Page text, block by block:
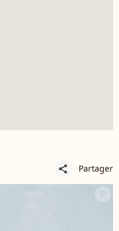
share Partager